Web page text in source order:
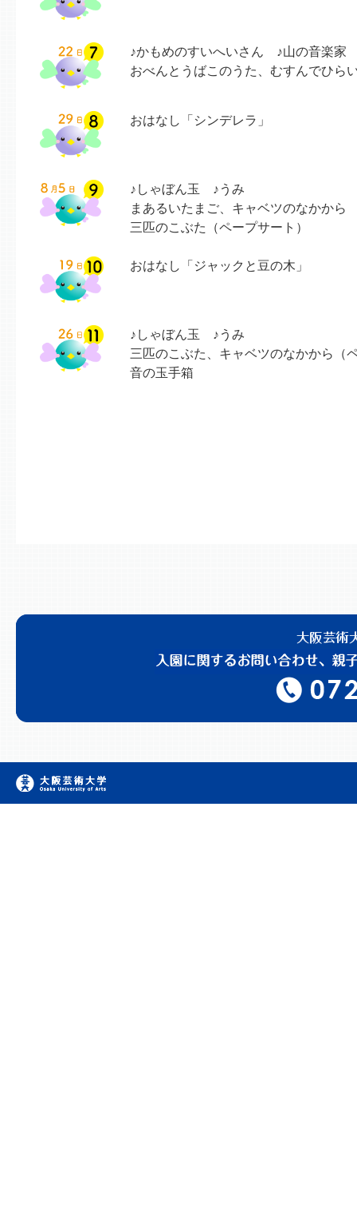
♪かもめのすいへいさん ♪山の音楽家
おべんとうばこのうた、むすんでひら
おはなし「シンデレラ」
♪しゃぼん玉 ♪うみ
まあるいたまご、キャベツのなかから
三匹のこぶた（ペープサート）
おはなし「ジャックと豆の木」
♪しゃぼん玉 ♪うみ
三匹のこぶた、キャベツのなかから（
音の玉手箱